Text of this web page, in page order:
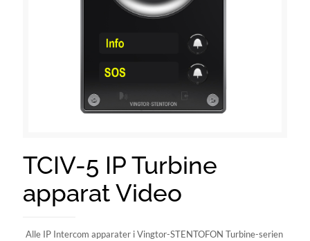
TCIV-5 IP Turbine
apparat Video
Alle IP Intercom apparater i Vingtor-STENTOFON Turbine-serien